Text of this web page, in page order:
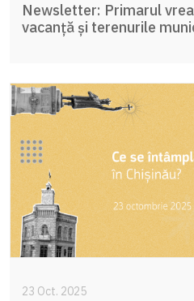
Newsletter: Primarul
vacanță și terenurile
23 Oct. 2025